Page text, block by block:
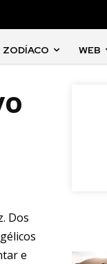
ZODÍACO WEB
Dos
e